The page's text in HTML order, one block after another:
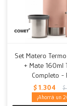
Set Matero Termo
+ Mate 160ml
Completo -
$ 1.304 $